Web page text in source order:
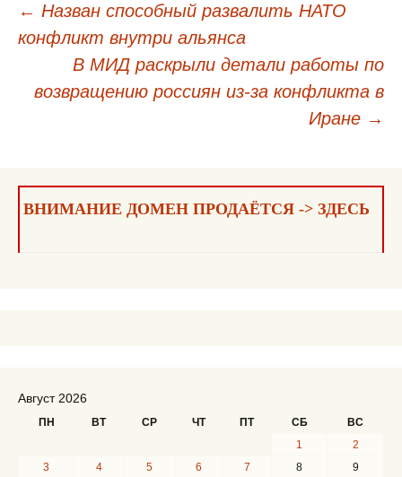
Навигация
записям
← Назван способный развалить НАТО
конфликт внутри альянса
В МИД раскрыли детали работы по
возвращению россиян из-за конфликта в
Иране →
ВНИМАНИЕ ДОМЕН ПРОДАЁТСЯ -> ЗДЕСЬ
Август 2026
ПН ВТ СР ЧТ ПТ СБ
ВС
1
2
3
4 5 6 7 8 9